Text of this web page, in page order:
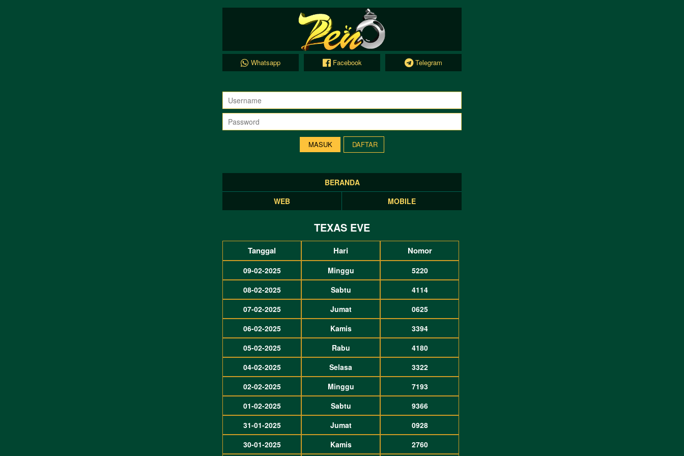
Whatsapp Facebook Telegram
DAFTAR
BERANDA
WEB
MOBILE
TEXAS EVE
Tanggal Hari Nomor
09-02-2025 Minggu
5220
08-02-2025
Sabtu
4114
07-02-2025
Jumat
0625
06-02-2025
Kamis
3394
05-02-2025
Rabu
4180
04-02-2025
Selasa
3322
02-02-2025
Minggu
7193
01-02-2025
Sabtu
9366
31-01-2025
Jumat
0928
30-01-2025
Kamis 2760